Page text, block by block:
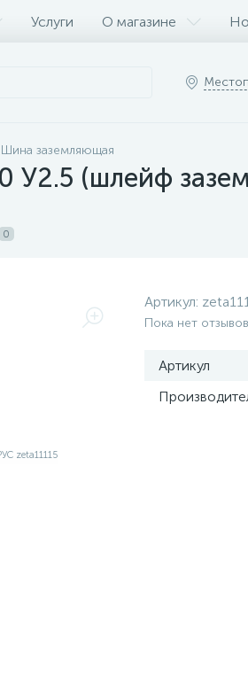
Услуги О магазине
Шина заземляющая
У2.5 (шлейф
0
Артикул:
Пока нет отзывов
Артикул